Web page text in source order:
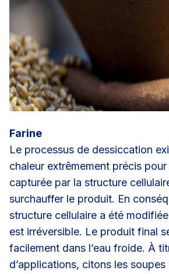
Farine
Le processus de dessiccation
chaleur extrêmement précis pour
capturée par la structure
surchauffer le produit. En
structure cellulaire a été
est irréversible. Le produit final
facilement dans l’eau froide. À
d’applications, citons les soupes